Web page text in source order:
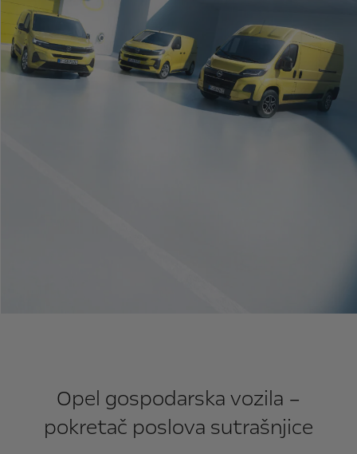
Opel gospodarska vozila –
pokretač poslova sutrašnjice